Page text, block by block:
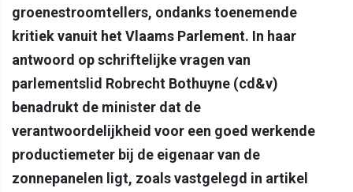
groenestroomtellers, ondanks toenemende
kritiek vanuit het Vlaams Parlement. In haar
antwoord op schriftelijke vragen van
parlementslid Robrecht Bothuyne (cd&v)
benadrukt de minister dat de
verantwoordelijkheid voor een goed werkende
productiemeter bij de eigenaar van de
zonnepanelen ligt, zoals vastgelegd in artikel